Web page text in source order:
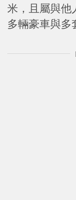
米，且屬與他
多輛豪車與多